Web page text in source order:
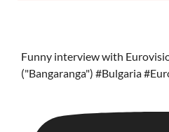
Funny interview with
("Bangaranga") #Bulgaria